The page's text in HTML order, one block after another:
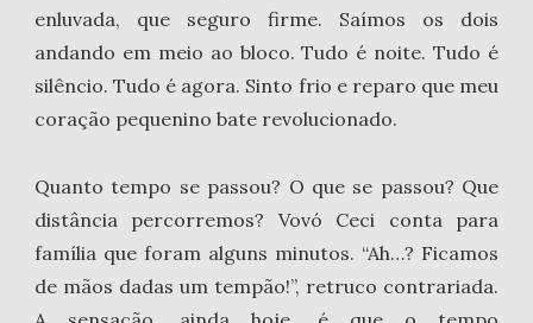
enluvada, que seguro firme. Saímos os dois
andando em meio ao bloco. Tudo é noite. Tudo é
silêncio. Tudo é agora. Sinto frio e reparo que meu
coração pequenino bate revolucionado.
Quanto tempo se passou? O que se passou? Que
distância percorremos? Vovó Ceci conta para
família que foram alguns minutos. “Ah…? Ficamos
de mãos dadas um tempão!”, retruco contrariada.